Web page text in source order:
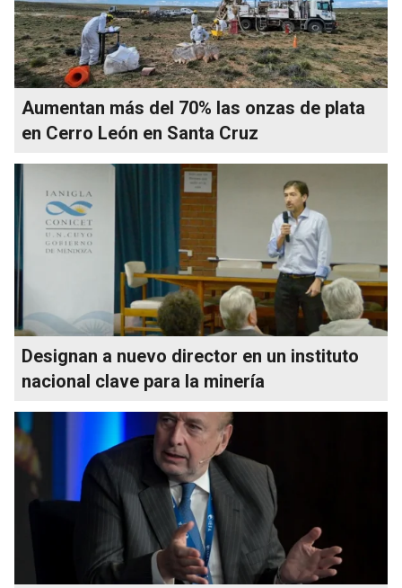
Aumentan más del 70% las onzas de plata
en Cerro León en Santa Cruz
Designan a nuevo director en un instituto
nacional clave para la minería